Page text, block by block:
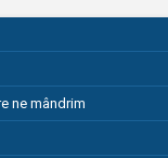
ne mândrim